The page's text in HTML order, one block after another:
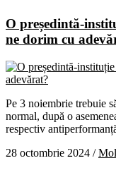
O președintă-
ne dorim cu
Pe 3 noiembrie trebuie
normal, după o
respectiv
28 octombrie 2024 /